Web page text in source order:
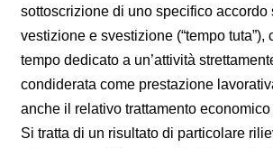
sottoscrizione di uno specifico accordo
vestizione e svestizione (“tempo tuta”),
tempo dedicato a un’attività
condiderata come prestazione
anche il relativo trattamento economico
Si tratta di un risultato di particolare